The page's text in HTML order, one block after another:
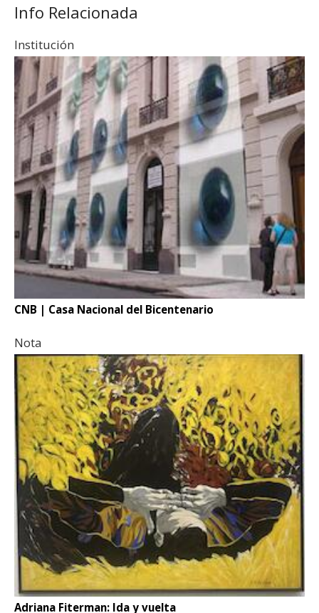
Info Relacionada
Institución
CNB | Casa Nacional del Bicentenario
Nota
Adriana Fiterman: Ida y vuelta